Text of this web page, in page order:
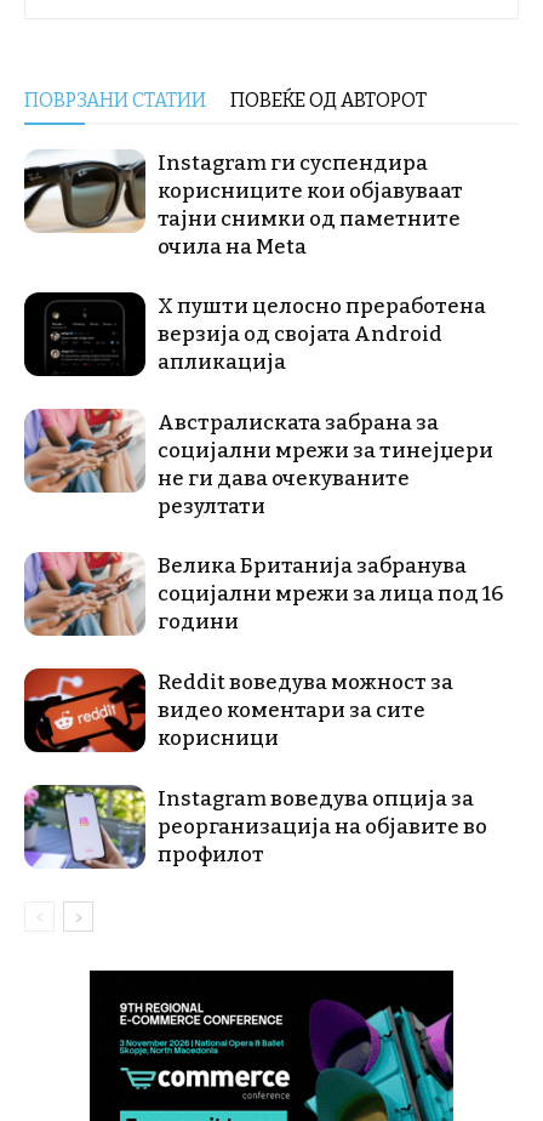
ПОВРЗАНИ СТАТИИ ПОВЕЌЕ ОД АВТОРОТ
Instagram ги суспендира
корисниците кои објавуваат
тајни снимки од паметните
очила на Meta
X пушти целосно преработена
верзија од својата Android
апликација
Австралиската забрана за
социјални мрежи за тинејџери
не ги дава очекуваните
резултати
Велика Британија забранува
социјални мрежи за лица под 16
години
Reddit воведува можност за
видео коментари за сите
корисници
Instagram воведува опција за
реорганизација на објавите во
профилот